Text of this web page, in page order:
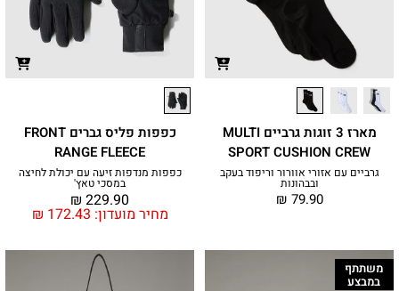
מארז 3 זוגות גרביים MULTI
SPORT CUSHION CREW
גרביים עם אזורי אוורור וריפוד בעקב
ובבהונות
₪ 79.90
כפפות פליס גברים FRONT
RANGE FLEECE
כפפות מנדפות זיעה עם יכולת לחיצה
במסכי טאץ'
מחיר מועדון: ₪ 172.43
₪ 229.90
משתתף
במבצע